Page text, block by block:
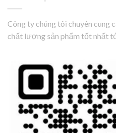
Công ty chúng tôi chuyên cung
chất lượng sản phẩm tốt nhất